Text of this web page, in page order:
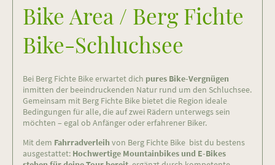
Bike Area / Berg Fichte
Bike-Schluchsee
Bei Berg Fichte Bike erwartet dich pures Bike-Vergnügen
inmitten der beeindruckenden Natur rund um den Schluchsee.
Gemeinsam mit Berg Fichte Bike bietet die Region ideale
Bedingungen für alle, die auf zwei Rädern unterwegs sein
möchten – egal ob Anfänger oder erfahrener Biker.
Mit dem Fahrradverleih von Berg Fichte Bike bist du bestens
ausgestattet: Hochwertige Mountainbikes und E-Bikes